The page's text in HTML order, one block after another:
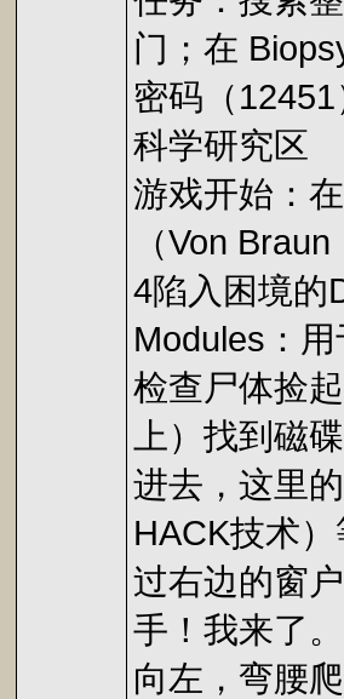
门；在
密码（
科学研究区
游戏开始：
（Von
4陷入困境的
Modules：
检查尸体捡
上）找到磁
进去，这里
HACK技术
过右边的窗
手！我来了。
向左，弯腰